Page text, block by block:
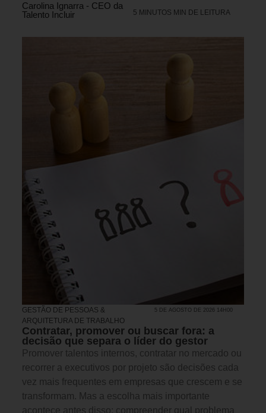
Carolina Ignarra - CEO da
Talento Incluir
5 MINUTOS MIN DE LEITURA
GESTÃO DE PESSOAS &
ARQUITETURA DE TRABALHO
5 DE AGOSTO DE 2026 14H00
Contratar, promover ou buscar fora: a
decisão que separa o líder do gestor
Promover talentos internos, contratar no mercado ou
recorrer a executivos por projeto são decisões cada
vez mais frequentes em empresas que crescem e se
transformam. Mas a escolha mais importante
acontece antes disso: compreender qual problema